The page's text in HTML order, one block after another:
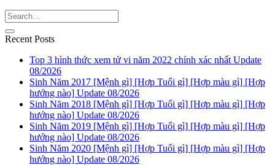
Recent Posts
Top 3 hình thức xem tử vi năm 2022 chính xác nhất Update
08/2026
Sinh Năm 2017 [Mệnh gì] [Hợp Tuổi gì] [Hợp màu gì] [Hợp
hướng nào] Update 08/2026
Sinh Năm 2018 [Mệnh gì] [Hợp Tuổi gì] [Hợp màu gì] [Hợp
hướng nào] Update 08/2026
Sinh Năm 2019 [Mệnh gì] [Hợp Tuổi gì] [Hợp màu gì] [Hợp
hướng nào] Update 08/2026
Sinh Năm 2020 [Mệnh gì] [Hợp Tuổi gì] [Hợp màu gì] [Hợp
hướng nào] Update 08/2026